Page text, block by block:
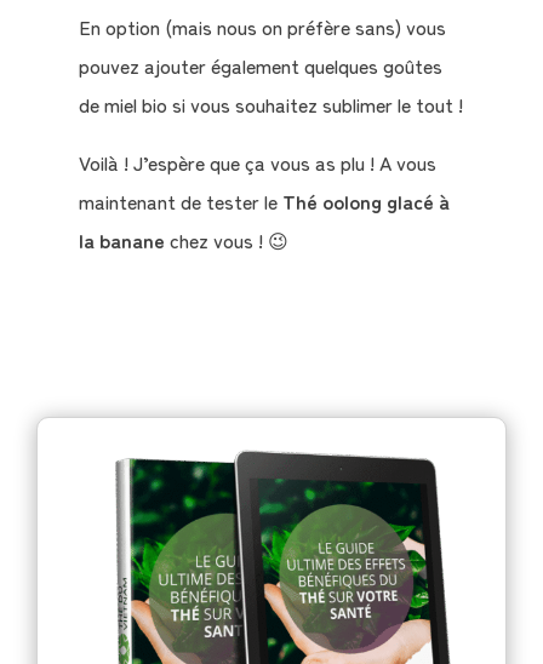
En option (mais nous on préfère sans) vous
pouvez ajouter également quelques goûtes
de miel bio si vous souhaitez sublimer le tout !
Voilà ! J’espère que ça vous as plu ! A vous
maintenant de tester le Thé oolong glacé à
la banane chez vous ! 😉